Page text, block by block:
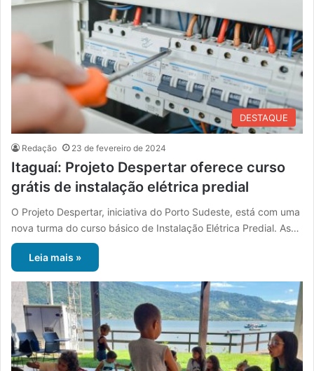
DESTAQUE
Redação 23 de fevereiro de 2024
Itaguaí: Projeto Despertar oferece curso
grátis de instalação elétrica predial
O Projeto Despertar, iniciativa do Porto Sudeste, está com uma
nova turma do curso básico de Instalação Elétrica Predial. As…
Leia mais »